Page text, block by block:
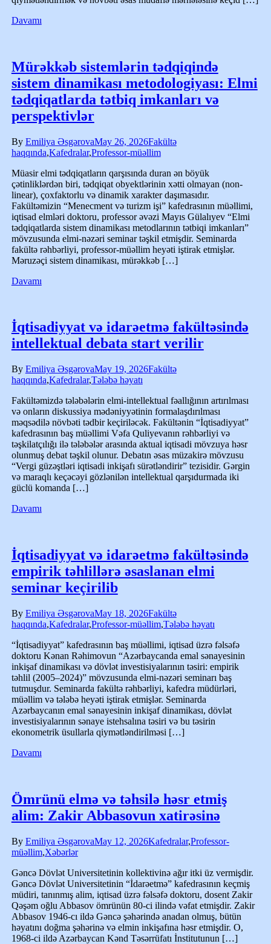
Davamı
Mürəkkəb sistemlərin tədqiqində
sistem dinamikası metodologiyası: Elmi
tədqiqatlarda tətbiq imkanları və
perspektivlər
By Emiliya ƏsgərovaMay 26, 2026Fakültə
haqqında,Kafedralar,Professor-müəllim
Müasir elmi tədqiqatların qarşısında duran ən böyük
çətinliklərdən biri, tədqiqat obyektlərinin xətti olmayan (non-
linear), çoxfaktorlu və dinamik xarakter daşımasıdır.
Fakültəmizin “Menecment və turizm işi” kafedrasının müəllimi,
iqtisad elmləri doktoru, professor əvəzi Mayıs Gülalıyev “Elmi
tədqiqatlarda sistem dinamikası metodlarının tətbiqi imkanları”
mövzusunda elmi-nəzəri seminar təşkil etmişdir. Seminarda
fakültə rəhbərliyi, professor-müəllim heyəti iştirak etmişlər.
Məruzəçi sistem dinamikası, mürəkkəb […]
Davamı
İqtisadiyyat və idarəetmə fakültəsində
intellektual debata start verilir
By Emiliya ƏsgərovaMay 19, 2026Fakültə
haqqında,Kafedralar,Tələbə həyatı
Fakültəmizdə tələbələrin elmi-intellektual fəallığının artırılması
və onların diskussiya mədəniyyətinin formalaşdırılması
məqsədilə növbəti tədbir keçiriləcək. Fakültənin “İqtisadiyyat”
kafedrasının baş müəllimi Vəfa Quliyevanın rəhbərliyi və
təşkilatçılığı ilə tələbələr arasında aktual iqtisadi mövzuya həsr
olunmuş debat təşkil olunur. Debatın əsas müzakirə mövzusu
“Vergi güzəştləri iqtisadi inkişafı sürətləndirir” tezisidir. Gərgin
və maraqlı keçəcəyi gözlənilən intellektual qarşıdurmada iki
güclü komanda […]
Davamı
İqtisadiyyat və idarəetmə fakültəsində
empirik təhlillərə əsaslanan elmi
seminar keçirilib
By Emiliya ƏsgərovaMay 18, 2026Fakültə
haqqında,Kafedralar,Professor-müəllim,Tələbə həyatı
“İqtisadiyyat” kafedrasının baş müəllimi, iqtisad üzrə fəlsəfə
doktoru Kənan Rəhimovun “Azərbaycanda emal sənayesinin
inkişaf dinamikası və dövlət investisiyalarının təsiri: empirik
təhlil (2005–2024)” mövzusunda elmi-nəzəri seminarı baş
tutmuşdur. Seminarda fakültə rəhbərliyi, kafedra müdürləri,
müəllim və tələbə heyəti iştirak etmişlər. Seminarda
Azərbaycanın emal sənayesinin inkişaf dinamikası, dövlət
investisiyalarının sənaye istehsalına təsiri və bu təsirin
ekonometrik üsullarla qiymətləndirilməsi […]
Davamı
Ömrünü elmə və təhsilə həsr etmiş
alim: Zakir Abbasovun xatirəsinə
By Emiliya ƏsgərovaMay 12, 2026Kafedralar,Professor-
müəllim,Xəbərlər
Gəncə Dövlət Universitetinin kollektivinə ağır itki üz vermişdir.
Gəncə Dövlət Universitetinin “İdarəetmə” kafedrasının keçmiş
müdiri, tanınmış alim, iqtisad üzrə fəlsəfə doktoru, dosent Zakir
Qəşəm oğlu Abbasov ömrünün 80-ci ilində vəfat etmişdir. Zakir
Abbasov 1946-cı ildə Gəncə şəhərində anadan olmuş, bütün
həyatını doğma şəhərinə və elmin inkişafına həsr etmişdir. O,
1968-ci ildə Azərbaycan Kənd Təsərrüfatı İnstitutunun […]